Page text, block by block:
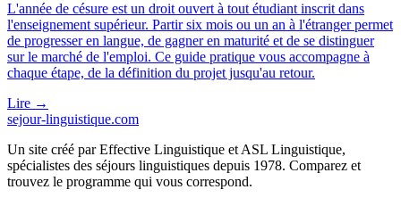
L'année de césure est un droit ouvert à tout étudiant inscrit dans
l'enseignement supérieur. Partir six mois ou un an à l'étranger permet
de progresser en langue, de gagner en maturité et de se distinguer
sur le marché de l'emploi. Ce guide pratique vous accompagne à
chaque étape, de la définition du projet jusqu'au retour.
Lire →
sejour-linguistique.com
Un site créé par Effective Linguistique et ASL Linguistique,
spécialistes des séjours linguistiques depuis 1978. Comparez et
trouvez le programme qui vous correspond.